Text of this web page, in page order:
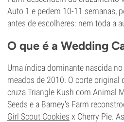
Auto 1 e pedem 10-11 semanas,
antes de escolheres: nem toda a
O que é a Wedding
Uma índica dominante nascida
meados de 2010. O corte original
cruza Triangle Kush com Animal
Seeds e a Barney's Farm
Girl Scout Cookies x Cherry Pie.